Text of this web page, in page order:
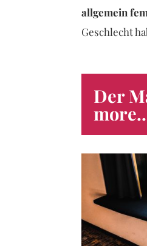
allgemein
Geschlecht
Der